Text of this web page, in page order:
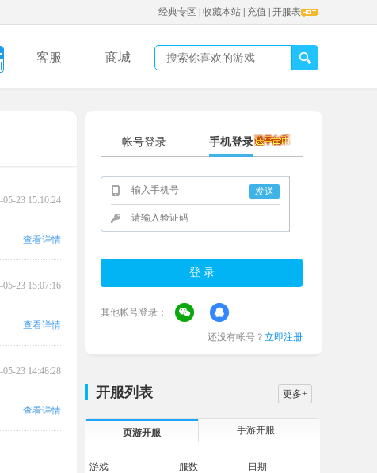
经典专区 收藏本站 充值 开服表
客服 商城
05-23 15:10:24
查看详情
05-23 15:07:16
查看详情
05-23 14:48:28
查看详情
帐号登录 手机登录
发送
其他帐号登录：
还没有帐号？ 立即注册
开服列表 更多+
页游开服 手游开服
游戏 服数 日期